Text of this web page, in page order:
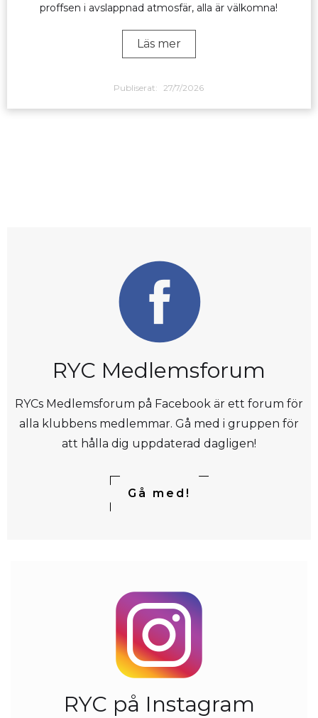
proffsen i avslappnad atmosfär, alla är välkomna!
Läs mer
Publiserat: 27/7/2026
RYC Medlemsforum
RYCs Medlemsforum på Facebook är ett forum för
alla klubbens medlemmar. Gå med i gruppen för
att hålla dig uppdaterad dagligen!
Gå med!
RYC på Instagram